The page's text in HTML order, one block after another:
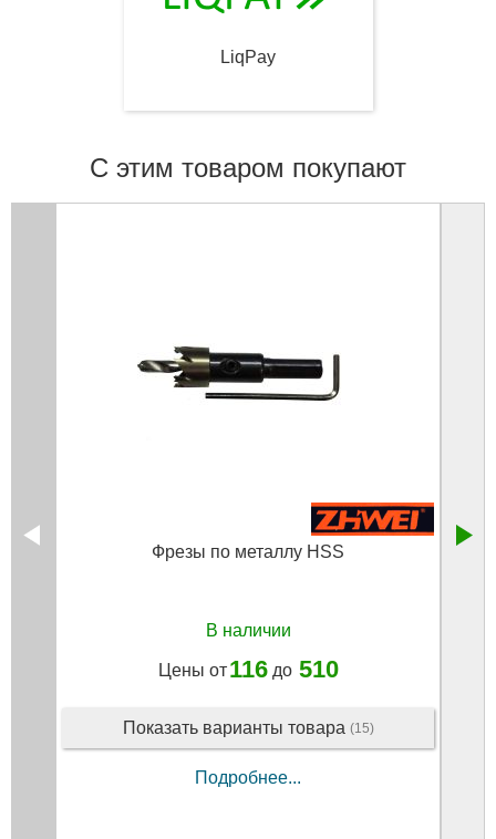
LiqPay
С этим товаром покупают
Фрезы по металлу HSS
В наличии
Цены от 116до 510
Показать варианты товара (15)
Подробнее...